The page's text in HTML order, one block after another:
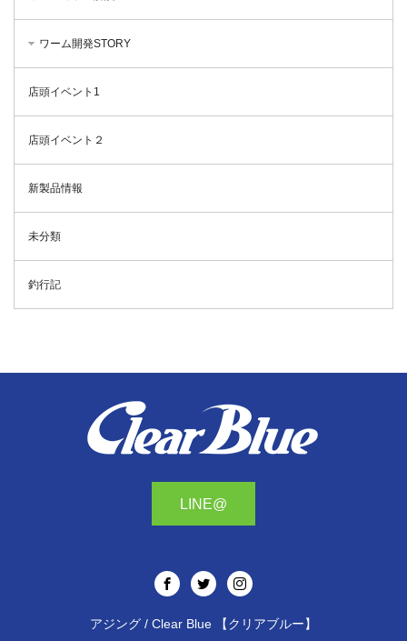
ワーム開発STORY
店頭イベント1
店頭イベント２
新製品情報
未分類
釣行記
LINE@
アジング / Clear Blue 【クリアブルー】